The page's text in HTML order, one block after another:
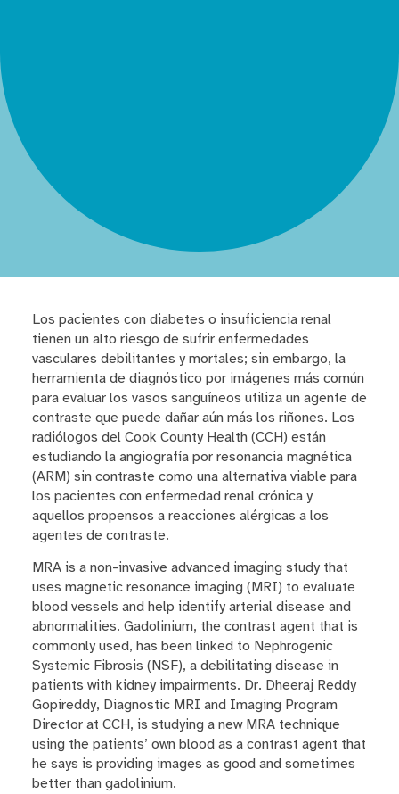
Los pacientes con diabetes o insuficiencia renal
tienen un alto riesgo de sufrir enfermedades
vasculares debilitantes y mortales; sin embargo, la
herramienta de diagnóstico por imágenes más común
para evaluar los vasos sanguíneos utiliza un agente de
contraste que puede dañar aún más los riñones. Los
radiólogos del Cook County Health (CCH) están
estudiando la angiografía por resonancia magnética
(ARM) sin contraste como una alternativa viable para
los pacientes con enfermedad renal crónica y
aquellos propensos a reacciones alérgicas a los
agentes de contraste.
MRA is a non-invasive advanced imaging study that
uses magnetic resonance imaging (MRI) to evaluate
blood vessels and help identify arterial disease and
abnormalities. Gadolinium, the contrast agent that is
commonly used, has been linked to Nephrogenic
Systemic Fibrosis (NSF), a debilitating disease in
patients with kidney impairments. Dr. Dheeraj Reddy
Gopireddy, Diagnostic MRI and Imaging Program
Director at CCH, is studying a new MRA technique
using the patients’ own blood as a contrast agent that
he says is providing images as good and sometimes
better than gadolinium.